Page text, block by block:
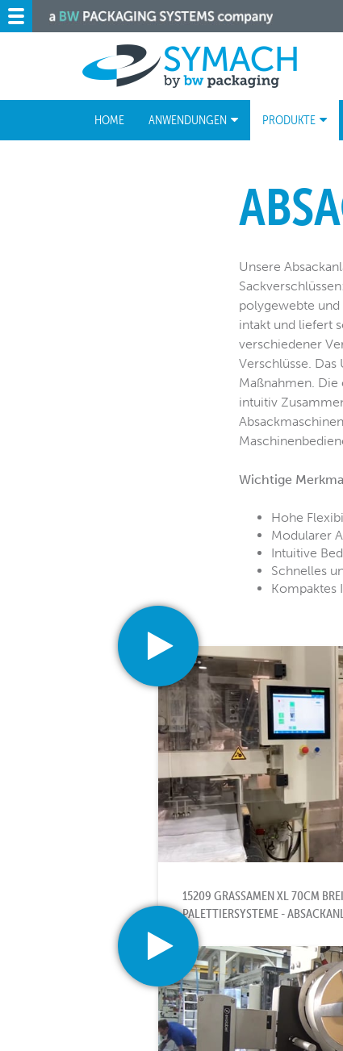
HOME ANWENDUNGEN PRODUKTE
Unsere
polygewebte
intakt und liefert
verschiedener
Verschlüsse.
Maßnahmen. Die
intuitiv
Wichtige
Hohe
Modularer
Intuitive
Schnelles
Kompaktes
15209 GRASSAMEN XL 70CM
PALETTIERSYSTEME -